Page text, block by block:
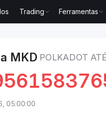
Trading Ferramentas
MKD POLKADOT
05:00:00